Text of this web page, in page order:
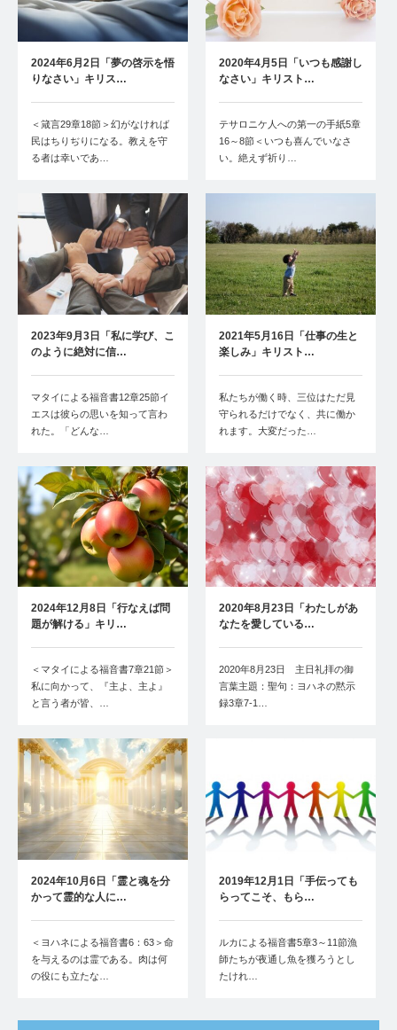
2024年6月2日「夢の啓示を悟
りなさい」キリス…
＜箴言29章18節＞幻がなければ
民はちりぢりになる。教えを守
る者は幸いであ…
2020年4月5日「いつも感謝し
なさい」キリスト…
テサロニケ人への第一の手紙5章
16～8節＜いつも喜んでいなさ
い。絶えず祈り…
2023年9月3日「私に学び、こ
のように絶対に信…
マタイによる福音書12章25節イ
エスは彼らの思いを知って言わ
れた。「どんな…
2021年5月16日「仕事の生と
楽しみ」キリスト…
私たちが働く時、三位はただ見
守られるだけでなく、共に働か
れます。大変だった…
2024年12月8日「行なえば問
題が解ける」キリ…
＜マタイによる福音書7章21節＞
私に向かって、『主よ、主よ』
と言う者が皆、…
2020年8月23日「わたしがあ
なたを愛している…
2020年8月23日 主日礼拝の御
言葉主題：聖句：ヨハネの黙示
録3章7-1…
2024年10月6日「霊と魂を分
かって霊的な人に…
＜ヨハネによる福音書6：63＞命
を与えるのは霊である。肉は何
の役にも立たな…
2019年12月1日「手伝っても
らってこそ、もら…
ルカによる福音書5章3～11節漁
師たちが夜通し魚を獲ろうとし
たけれ…